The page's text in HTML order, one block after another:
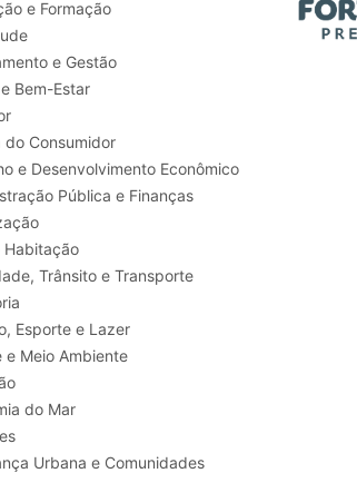
e Formação
e Gestão
Bem-Estar
do Consumidor
Trabalho e Desenvolvimento Econômico
Pública e Finanças
Habitação
Trânsito e Transporte
Turismo, Esporte e Lazer
e Meio Ambiente
do Mar
Urbana e Comunidades